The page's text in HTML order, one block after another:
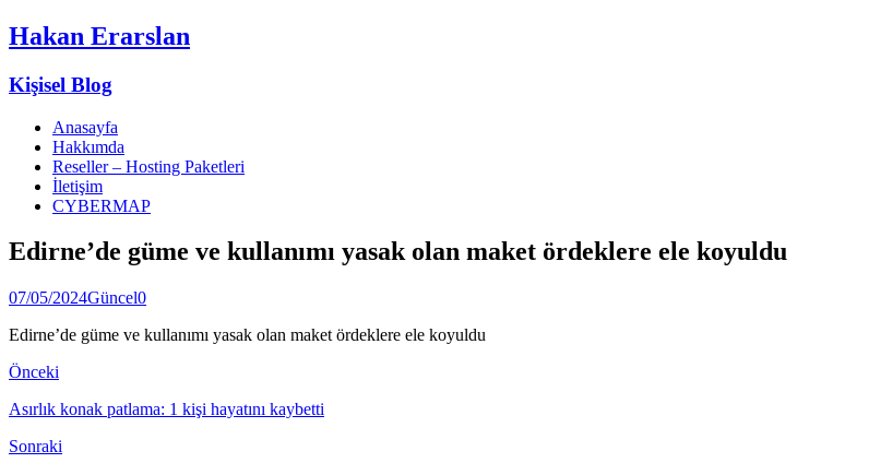
Hakan Erarslan
Kişisel Blog
Anasayfa
Hakkımda
Reseller – Hosting Paketleri
İletişim
CYBERMAP
Edirne’de güme ve kullanımı yasak olan maket ördeklere ele koyuldu
07/05/2024Güncel0
Edirne’de güme ve kullanımı yasak olan maket ördeklere ele koyuldu
Önceki
Asırlık konak patlama: 1 kişi hayatını kaybetti
Sonraki